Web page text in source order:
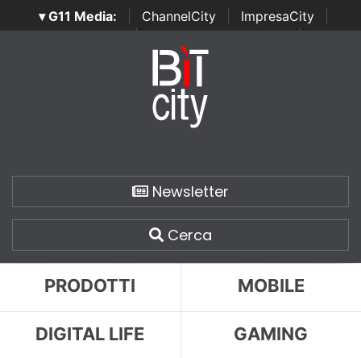
▾ G11 Media: ChannelCity ImpresaCity
SecurityOpenLab | Italian Channel Awards | Italian
Italian Security Awards
Newsletter
Cerca
PRODOTTI MOBILE
DIGITAL LIFE GAMING